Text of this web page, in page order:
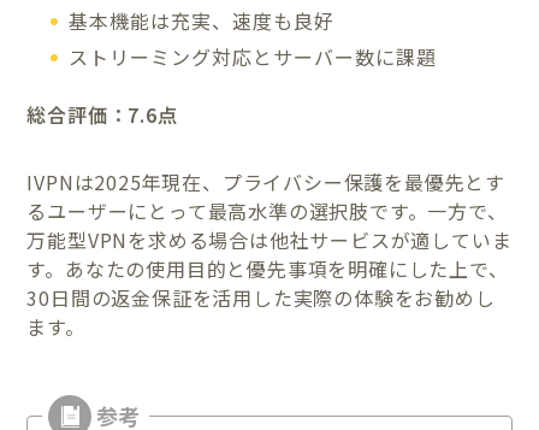
基本機能は充実、速度も良好
ストリーミング対応とサーバー数に課題
総合評価：7.6点
IVPNは2025年現在、プライバシー保護を最優先とす
るユーザーにとって最高水準の選択肢です。一方で、
万能型VPNを求める場合は他社サービスが適していま
す。あなたの使用目的と優先事項を明確にした上で、
30日間の返金保証を活用した実際の体験をお勧めし
ます。